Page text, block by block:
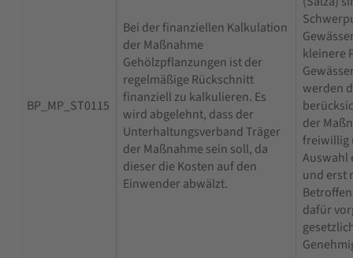
BP_MP_ST0115
Bei der finanziellen Kalkulation
der Maßnahme
Gehölzpflanzungen ist der
regelmäßige Rückschnitt
finanziell zu kalkulieren. Es
wird abgelehnt, dass der
Unterhaltungsverband Träger
der Maßnahme sein soll, da
dieser die Kosten auf den
Einwender abwälzt.
kleinere
werden
der
freiwillig
Auswahl
und erst
dafür